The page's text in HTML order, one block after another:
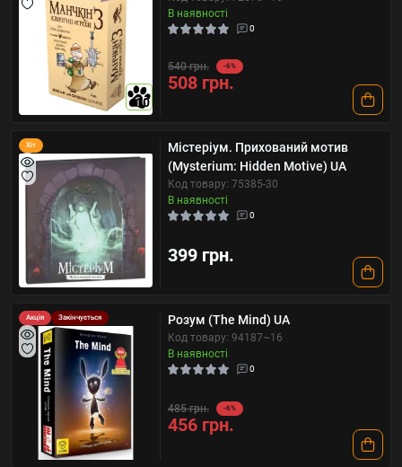
10
В наявності
0
540 грн. -6%
508 грн.
Хіт
Містеріум. Прихований мотив
(Mysterium: Hidden Motive) UA
Код товару: 75385-30
В наявності
0
399 грн.
Акція Закінчується Розум (The Mind) UA
Код товару: 94187~16
В наявності
0
485 грн. -6%
456 грн.